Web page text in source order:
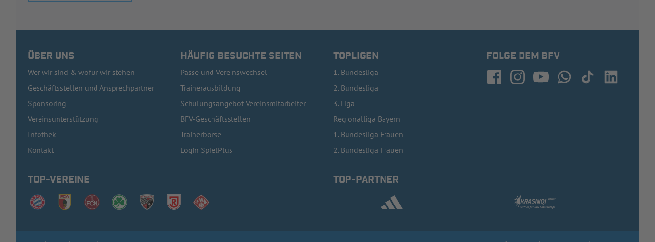
ÜBER UNS
Wer wir sind & wofür wir stehen
Geschäftsstellen und Ansprechpartner
Sponsoring
Vereinsunterstützung
Infothek
Kontakt
HÄUFIG BESUCHTE SEITEN
Pässe und Vereinswechsel
Trainerausbildung
Schulungsangebot Vereinsmitarbeiter
BFV-Geschäftsstellen
Trainerbörse
Login SpielPlus
TOPLIGEN
1. Bundesliga
2. Bundesliga
3. Liga
Regionalliga Bayern
1. Bundesliga Frauen
2. Bundesliga Frauen
FOLGE DEM BFV
TOP-VEREINE TOP-PARTNER